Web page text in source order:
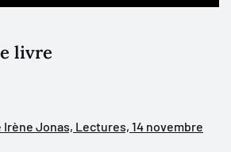
livre
Jonas, Lectures, 14 novembre